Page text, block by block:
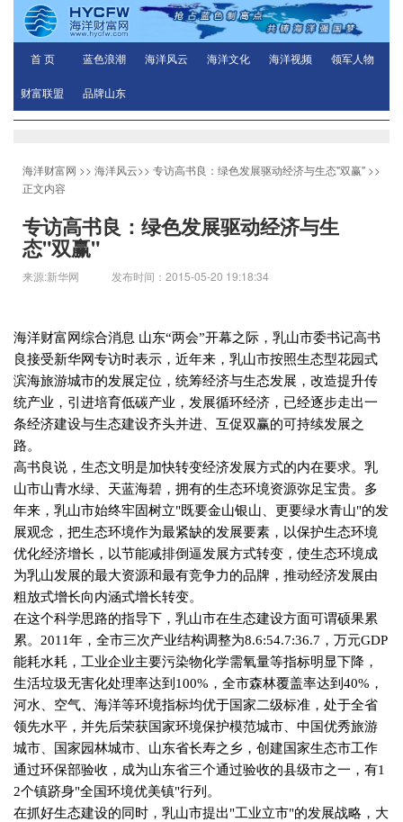
首 页 蓝色浪潮 海洋风云 海洋文化 海洋视频 领军人物
财富联盟 品牌山东
海洋财富网 >> 海洋风云>> 专访高书良：绿色发展驱动经济与生态"双赢" >>
正文内容
专访高书良：绿色发展驱动经济与生
态"双赢"
来源:新华网 发布时间：2015-05-20 19:18:34
海洋财富网综合消息 山东“两会”开幕之际，乳山市委书记高书
良接受新华网专访时表示，近年来，乳山市按照生态型花园式
滨海旅游城市的发展定位，统筹经济与生态发展，改造提升传
统产业，引进培育低碳产业，发展循环经济，已经逐步走出一
条经济建设与生态建设齐头并进、互促双赢的可持续发展之
路。
高书良说，生态文明是加快转变经济发展方式的内在要求。乳
山市山青水绿、天蓝海碧，拥有的生态环境资源弥足宝贵。多
年来，乳山市始终牢固树立"既要金山银山、更要绿水青山"的发
展观念，把生态环境作为最紧缺的发展要素，以保护生态环境
优化经济增长，以节能减排倒逼发展方式转变，使生态环境成
为乳山发展的最大资源和最有竞争力的品牌，推动经济发展由
粗放式增长向内涵式增长转变。
在这个科学思路的指导下，乳山市在生态建设方面可谓硕果累
累。 2011年，全市三次产业结构调整为8.6:54.7:36.7 ，万元GDP
能耗水耗，工业企业主要污染物化学需氧量等指标明显下降，
生活垃圾无害化处理率达到 100% ，全市森林覆盖率达到 40% ，
河水、空气、海洋等环境指标均优于国家二级标准，处于全省
领先水平，并先后荣获国家环境保护模范城市、中国优秀旅游
城市、国家园林城市、山东省长寿之乡，创建国家生态市工作
通过环保部验收，成为山东省三个通过验收的县级市之一，有1
2个镇跻身"全国环境优美镇"行列。
在抓好生态建设的同时，乳山市提出"工业立市"的发展战略，大